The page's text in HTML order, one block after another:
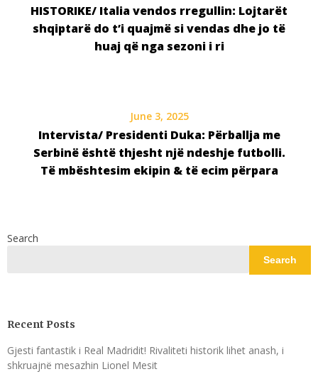
HISTORIKE/ Italia vendos rregullin: Lojtarët
shqiptarë do t’i quajmë si vendas dhe jo të
huaj që nga sezoni i ri
June 3, 2025
Intervista/ Presidenti Duka: Përballja me
Serbinë është thjesht një ndeshje futbolli.
Të mbështesim ekipin & të ecim përpara
Search
Search
Recent Posts
Gjesti fantastik i Real Madridit! Rivaliteti historik lihet anash, i
shkruajnë mesazhin Lionel Mesit